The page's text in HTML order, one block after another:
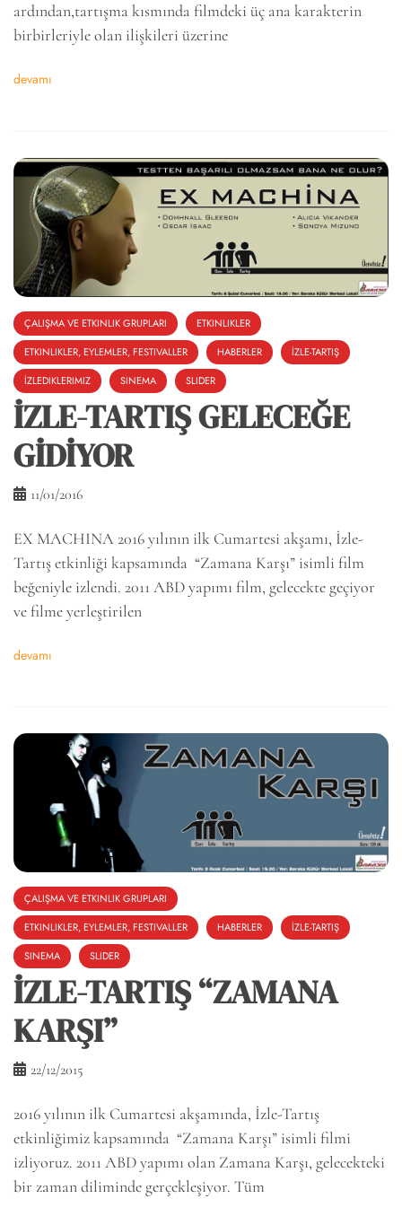
ardından,tartışma kısmında filmdeki üç ana karakterin
birbirleriyle olan ilişkileri üzerine
devamı
ÇALIŞMA VE ETKINLIK GRUPLARI
ETKINLIKLER
ETKINLIKLER, EYLEMLER, FESTIVALLER
HABERLER
İZLE-TARTIŞ
İZLEDIKLERIMIZ
SINEMA SLIDER
İZLE-TARTIŞ GELECEĞE
GİDİYOR
11/01/2016
EX MACHINA 2016 yılının ilk Cumartesi akşamı, İzle-
Tartış etkinliği kapsamında “Zamana Karşı” isimli film
beğeniyle izlendi. 2011 ABD yapımı film, gelecekte geçiyor
ve filme yerleştirilen
devamı
ÇALIŞMA VE ETKINLIK GRUPLARI
ETKINLIKLER, EYLEMLER, FESTIVALLER
HABERLER
İZLE-TARTIŞ
SINEMA
SLIDER
İZLE-TARTIŞ “ZAMANA
KARŞI”
22/12/2015
2016 yılının ilk Cumartesi akşamında, İzle-Tartış
etkinliğimiz kapsamında “Zamana Karşı” isimli filmi
izliyoruz. 2011 ABD yapımı olan Zamana Karşı, gelecekteki
bir zaman diliminde gerçekleşiyor. Tüm